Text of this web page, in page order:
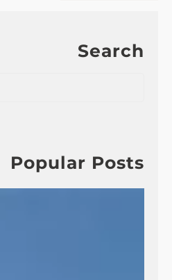
Search
h
Popular Posts